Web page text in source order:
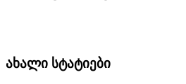
ახალი სტატიები